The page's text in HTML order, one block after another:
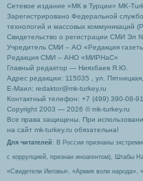
Сетевое издание «МК в Турции» MK-
Зарегистрировано Федеральной
технологий и массовых коммуникаций
Свидетельство о регистрации СМИ Эл
Учредитель СМИ – АО «Редакция
Редакция СМИ – АНО «МИРНаС»
Главный редактор — Ниязбаев Я.Ю.
Адрес редакции: 115035 , ул.
Е-Маил: redaktor@mk-turkey.ru
Контактный телефон: +7 (499) 390-08-91
Copyright 2003 — 2026 © mk-turkey.ru
Все права защищены. При
на сайт mk-turkey.ru обязательна!
Для читателей : В России признаны
с коррупцией, признан иноагентом), Штабы
«Свидетели Иеговы», «Армия воли народа»,